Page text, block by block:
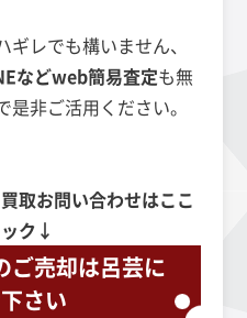
レでも構いません、
などweb簡易査定も無
非ご活用ください。
取お問い合わせはここ
ク↓
ご売却は呂芸に
さい